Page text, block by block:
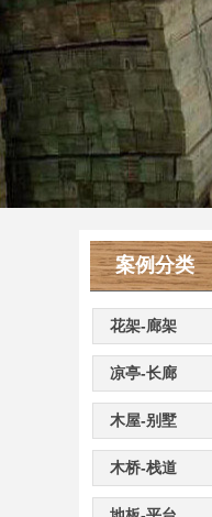
案例分类
花架-廊架
凉亭-长廊
木屋-别墅
木桥-栈道